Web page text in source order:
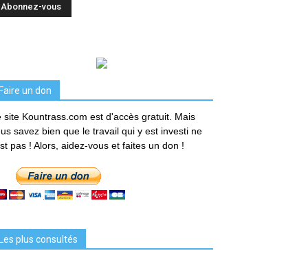
Faire un don
site Kountrass.com est d'accès gratuit. Mais
savez bien que le travail qui y est investi ne
pas ! Alors, aidez-vous et faites un don !
Les plus consultés